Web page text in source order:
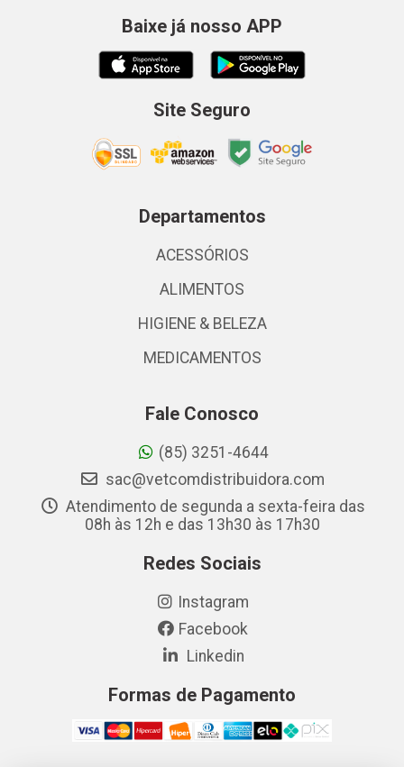
Baixe já nosso APP
Site Seguro
Departamentos
ACESSÓRIOS
ALIMENTOS
HIGIENE & BELEZA
MEDICAMENTOS
Fale Conosco
(85) 3251-4644
sac@vetcomdistribuidora.com
Atendimento de segunda a sexta-feira das
08h às 12h e das 13h30 às 17h30
Redes Sociais
Instagram
Facebook
Linkedin
Formas de Pagamento